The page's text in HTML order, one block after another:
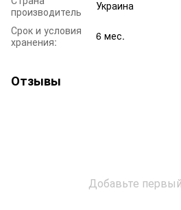
производитель
Украина
Срок и условия
хранения:
6 мес.
Отзывы
Добавьте